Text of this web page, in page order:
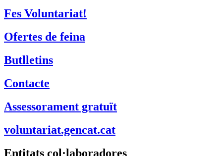
Fes Voluntariat!
Ofertes de feina
Butlletins
Contacte
Assessorament gratuït
voluntariat.gencat.cat
Entitats col·laboradores